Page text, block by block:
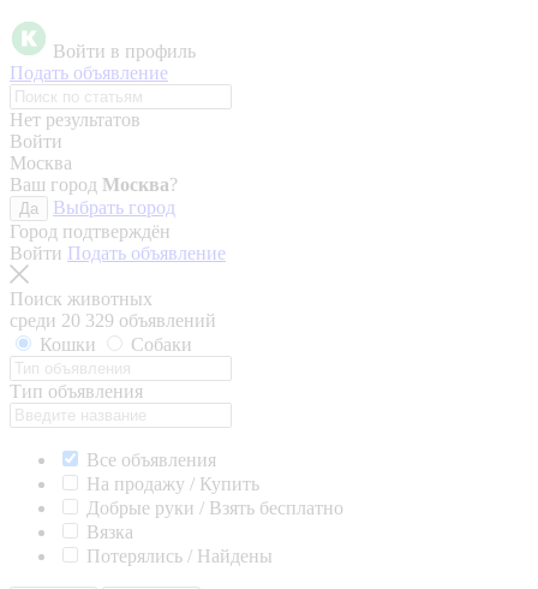
Войти в профиль
Подать объявление
Нет результатов
Войти
Москва
Ваш город Москва?
Да
Выбрать город
Город подтверждён
Войти Подать объявление
Поиск животных
среди 20 329 объявлений
Кошки
Собаки
Тип объявления
Все объявления
На продажу / Купить
Добрые руки / Взять бесплатно
Вязка
Потерялись / Найдены